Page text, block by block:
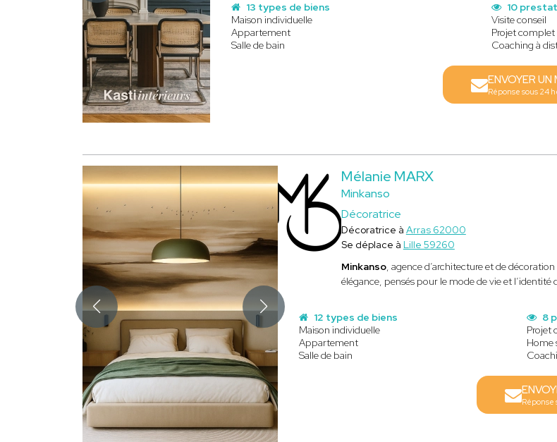
13 types de biens
Maison individuelle
Appartement
Salle de bain
10
Visite conseil
Projet complet
Coaching à
ENVOYER UN
Réponse sous 24
Mélanie MARX
Minkanso
Décoratrice
Décoratrice à Arras 62000
Se déplace à Lille 59260
Minkanso, agence d’architecture et de
élégance, pensés pour le mode de vie et l’identité
12 types de biens
Maison individuelle
Appartement
Salle de bain
8
Projet
Home
Réponse